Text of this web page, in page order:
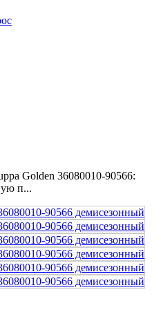
Golden 36080010-90566:
п...